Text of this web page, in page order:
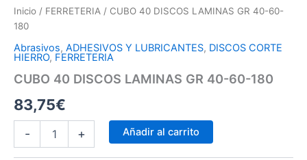
Inicio / FERRETERIA / CUBO 40 DISCOS LAMINAS GR 40-60-
180
Abrasivos, ADHESIVOS Y LUBRICANTES, DISCOS CORTE
HIERRO, FERRETERIA
CUBO 40 DISCOS LAMINAS GR 40-60-180
83,75€
- + Añadir al carrito